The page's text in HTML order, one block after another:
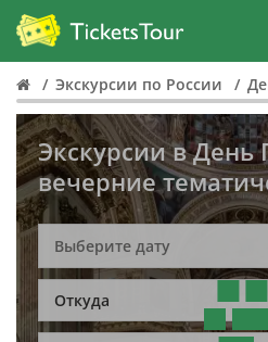
Экскурсии по России
Экскурсии в День
вечерние
Откуда